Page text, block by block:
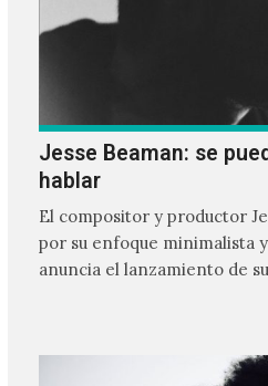
Jesse Beaman: se
hablar
El compositor y productor
por su enfoque minimalista
anuncia el lanzamiento de